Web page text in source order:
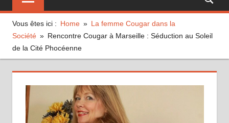
Vous êtes ici : Home
La femme Cougar dans la
Société
Rencontre Cougar à Marseille : Séduction au Soleil
de la Cité Phocéenne